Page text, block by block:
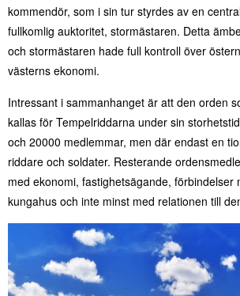
kommendör, som i sin tur styrdes av en
fullkomlig auktoritet, stormästaren. Detta
och stormästaren hade full kontroll över
västerns ekonomi.
Intressant i sammanhanget är att den orden
kallas för Tempelriddarna under sin
och 20000 medlemmar, men där endast en
riddare och soldater. Resterande
med ekonomi, fastighetsägande, förbindelser
kungahus och inte minst med relationen till